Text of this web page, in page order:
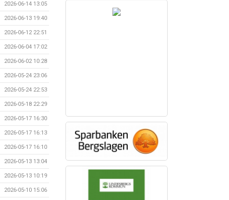
2026-06-14 13:05
2026-06-13 19:40
2026-06-12 22:51
2026-06-04 17:02
2026-06-02 10:28
2026-05-24 23:06
2026-05-24 22:53
2026-05-18 22:29
2026-05-17 16:30
2026-05-17 16:13
2026-05-17 16:10
2026-05-13 13:04
2026-05-13 10:19
2026-05-10 15:06